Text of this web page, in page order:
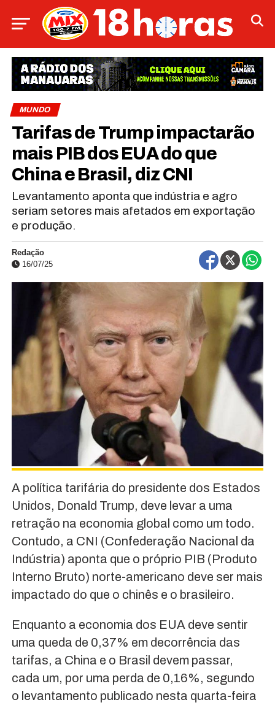
MUNDO
Tarifas de Trump impactarão
mais PIB dos EUA do que
China e Brasil, diz CNI
Levantamento aponta que indústria e agro
seriam setores mais afetados em exportação
e produção.
Redação
16/07/25
A política tarifária do presidente dos Estados
Unidos, Donald Trump, deve levar a uma
retração na economia global como um todo.
Contudo, a CNI (Confederação Nacional da
Indústria) aponta que o próprio PIB (Produto
Interno Bruto) norte-americano deve ser mais
impactado do que o chinês e o brasileiro.
Enquanto a economia dos EUA deve sentir
uma queda de 0,37% em decorrência das
tarifas, a China e o Brasil devem passar,
cada um, por uma perda de 0,16%, segundo
o levantamento publicado nesta quarta-feira